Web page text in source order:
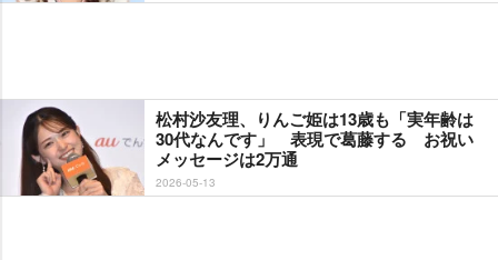
松村沙友理、りんご姫は13歳も「実年齢は
30代なんです」 表現で葛藤する お祝い
メッセージは2万通
2026-05-13